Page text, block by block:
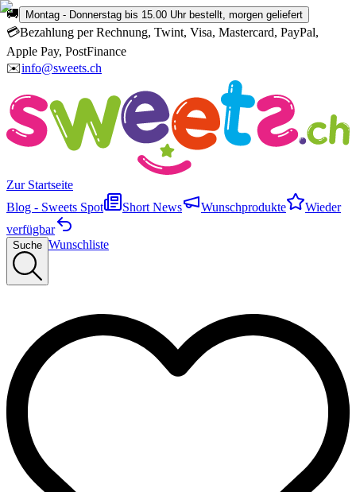
🚚 Montag - Donnerstag bis 15.00 Uhr bestellt, morgen geliefert
💳Bezahlung per Rechnung, Twint, Visa, Mastercard, PayPal,
Apple Pay, PostFinance
✉️info@sweets.ch
Zur Startseite
Blog - Sweets Spot
Short News Wunschprodukte
Wieder
verfügbar
Suche Wunschliste